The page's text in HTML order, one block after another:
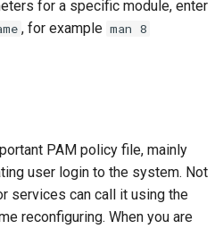
for a specific module, enter
, for example man 8
PAM policy file, mainly
user login to the system. Not
services can call it using the
reconfiguring. When you are